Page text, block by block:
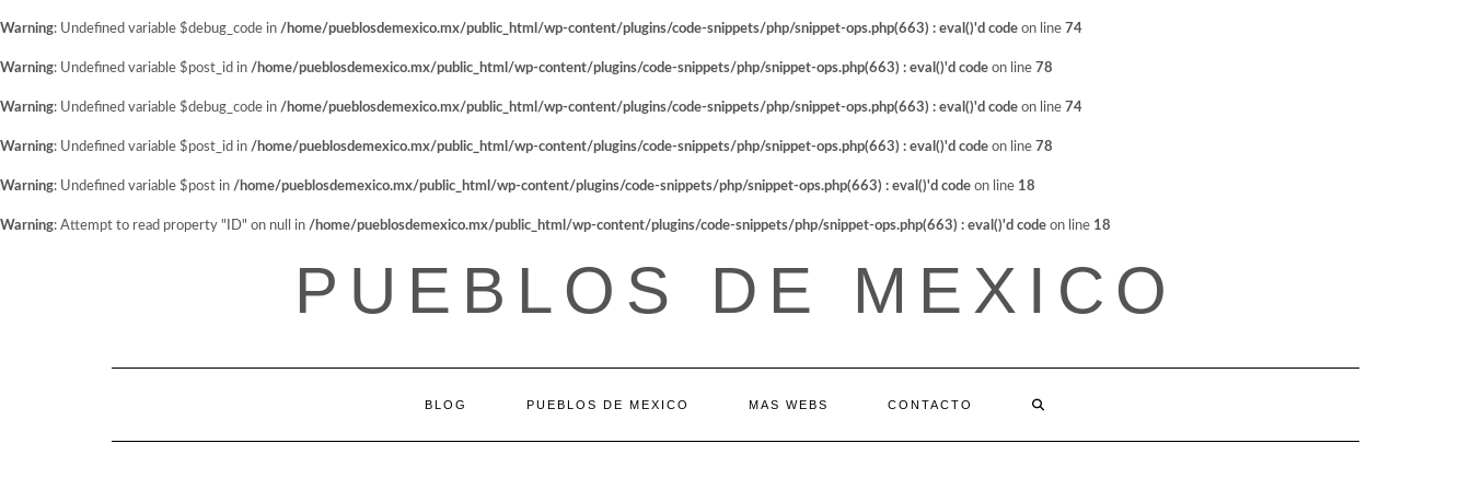
Warning: Undefined variable $debug_code in /home/pueblosdemexico.mx/public_html/wp-content/plugins/code-snippets/php/snippet-ops.php(663) : eval()'d code on line 74
Warning: Undefined variable $post_id in /home/pueblosdemexico.mx/public_html/wp-content/plugins/code-snippets/php/snippet-ops.php(663) : eval()'d code on line 78
Warning: Undefined variable $debug_code in /home/pueblosdemexico.mx/public_html/wp-content/plugins/code-snippets/php/snippet-ops.php(663) : eval()'d code on line 74
Warning: Undefined variable $post_id in /home/pueblosdemexico.mx/public_html/wp-content/plugins/code-snippets/php/snippet-ops.php(663) : eval()'d code on line 78
Warning: Undefined variable $post in /home/pueblosdemexico.mx/public_html/wp-content/plugins/code-snippets/php/snippet-ops.php(663) : eval()'d code on line 18
Warning: Attempt to read property "ID" on null in /home/pueblosdemexico.mx/public_html/wp-content/plugins/code-snippets/php/snippet-ops.php(663) : eval()'d code on line 18
PUEBLOS DE MEXICO
BLOG PUEBLOS DE MEXICO MAS WEBS CONTACTO